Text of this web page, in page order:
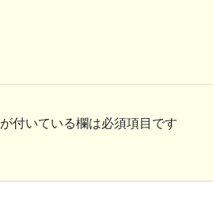
が付いている欄は必須項目です